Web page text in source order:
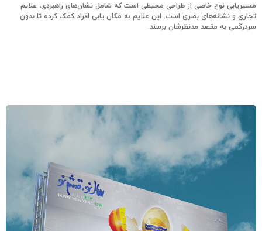
مسیریابی نوع خاصی از طراحی محیطی است که شامل نشان‌های راهبردی، علایم
تجاری و نشانه‌های بصری است. این علایم به مکان یابی افراد کمک کرده تا بدون
سردرگمی به مقصد مدنظرشان برسند.